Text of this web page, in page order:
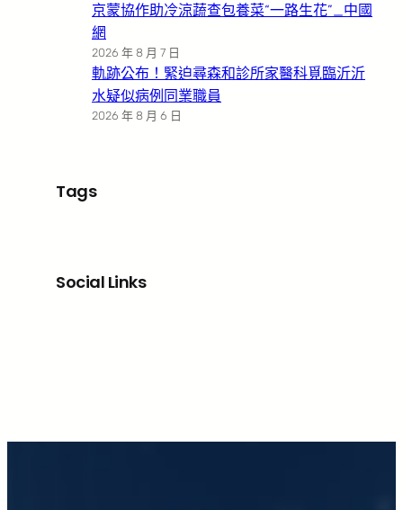
京蒙協作助冷涼蔬查包養菜“一路生花”_中國
網
2026 年 8 月 7 日
軌跡公布！緊迫尋森和診所家醫科覓臨沂沂
水疑似病例同業職員
2026 年 8 月 6 日
Tags
Social Links